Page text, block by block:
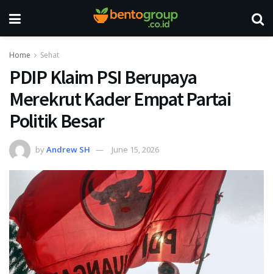
Home Sehat
PDIP Klaim PSI Berupaya
Merekrut Kader Empat Partai
Politik Besar
byAndrew SH June 15, 2026